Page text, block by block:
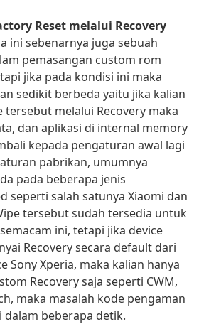
Reset melalui Recovery
ini sebenarnya juga sebuah
pemasangan custom rom
jika pada kondisi ini maka
sedikit berbeda yaitu jika kalian
tersebut melalui Recovery maka
dan aplikasi di internal memory
kepada pengaturan awal lagi
pabrikan, umumnya
pada beberapa jenis
seperti salah satunya Xiaomi dan
tersebut sudah tersedia untuk
ini, tetapi jika device
Recovery secara default dari
Sony Xperia, maka kalian hanya
Recovery saja seperti CWM,
maka masalah kode pengaman
beberapa detik.